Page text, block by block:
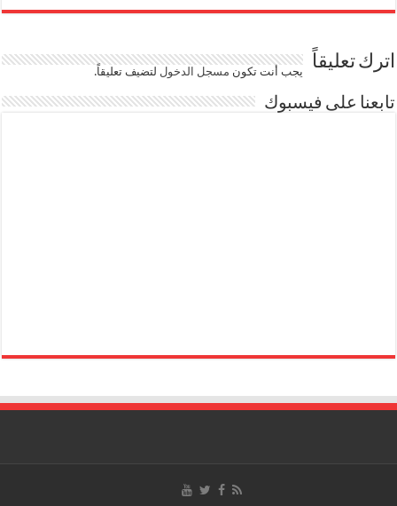
اترك تعليقاً يجب أنت تكون مسجل الدخوللتضيف تعليقاً.
تابعنا على فيسبوك